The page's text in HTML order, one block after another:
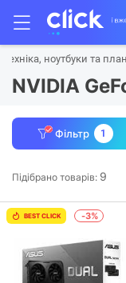
ноутбуки та
NVIDIA
Фільтр 1
Підібрано товарів: 9
BEST CLICK -3%